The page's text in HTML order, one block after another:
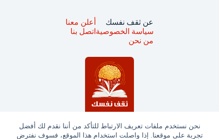
نحن نستخدم ملفات تعريف الارتباط للتأكد من أننا نقدم لك أفضل
تجربة على موقعنا. إذا واصلت استخدام هذا الموقع، فسوف نفترض
عن ثقف نفسك
سياسة الخصوصية
من نحن
أعلن معنا
اتصل بنا